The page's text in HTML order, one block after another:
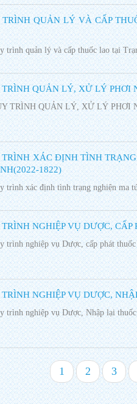
TRÌNH QUẢN LÝ VÀ CẤP
quản lý và cấp thuốc lao tại
TRÌNH QUẢN LÝ, XỬ LÝ PHƠI
QUẢN LÝ, XỬ LÝ PHƠI
TRÌNH XÁC ĐỊNH TÌNH
1822)
xác định tình trạng nghiện ma
NGHIỆP VỤ DƯỢC,
nghiệp vụ Dược, cấp phát thuốc
TRÌNH NGHIỆP VỤ DƯỢC,
nghiệp vụ Dược, Nhập lại thuốc
1 2 3